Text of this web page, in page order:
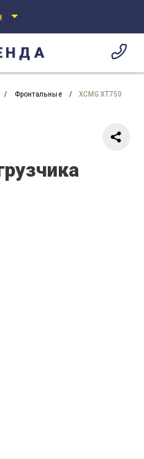
Фронтальные XCMG XT750